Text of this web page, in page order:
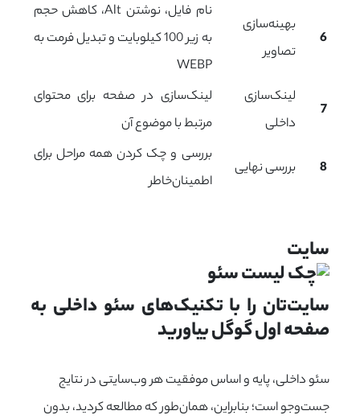
6
بهینه‌سازی
تصاویر
نام فایل، نوشتن Alt، کاهش حجم
به زیر 100 کیلوبایت و تبدیل فرمت به
WEBP
7
لینک‌سازی
داخلی
لینک‌سازی در صفحه برای محتوای
مرتبط با موضوع آن
8 بررسی نهایی
بررسی و چک کردن همه مراحل برای
اطمینان‌خاطر
سایت‌
صفحه اول گوگل بیاورید
سئو داخلی، پایه و اساس موفقیت هر وب‌سایتی در نتایج
جست‌وجو است؛ بنابراین، همان‌طور که مطالعه کردید، بدون